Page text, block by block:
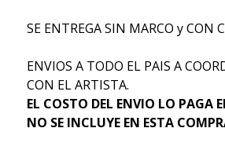
SE ENTREGA SIN MARCO y CON
ENVIOS A TODO EL PAIS A
CON EL ARTISTA.
EL COSTO DEL ENVIO LO PAGA
NO SE INCLUYE EN ESTA